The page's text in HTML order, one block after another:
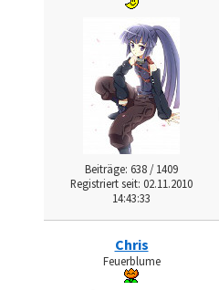
Beiträge: 638 / 1409
Registriert seit: 02.11.2010
14:43:33
Chris
Feuerblume